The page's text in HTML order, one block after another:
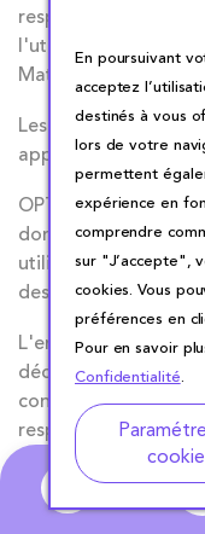
responsable de tout
l'utilisation que le
Matériels.
Les Matériels sont
applicable dans le
OPTIONS ne
dommages de
utilisation
des Matériels.
L'ensemble des
décoration ou à la
consommation
responsabilité en
Matériels.
Enfin, la
En poursuivant
acceptez
destinés à vous
lors de votre
permettent
expérience en
comprendre
sur "J’accepte",
cookies. Vous
préférences en
Pour en savoir
Confidentialité.